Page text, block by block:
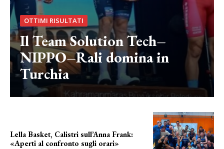
OTTIMI RISULTATI
Il Team Solution Tech–
NIPPO–Rali domina in
Turchia
Lella Basket, Calistri sull’Anna Frank:
«Aperti al confronto sugli orari»